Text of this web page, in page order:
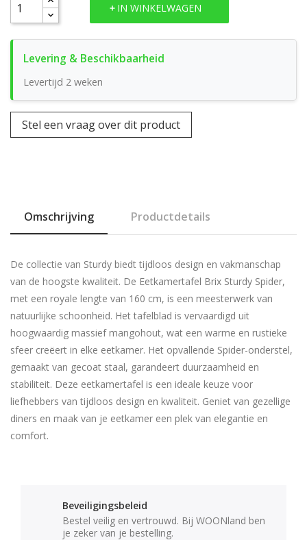
IN WINKELWAGEN
Levertijd 2 weken
Stel een vraag over dit product
Omschrijving Productdetails
De collectie van Sturdy biedt tijdloos design en vakmanschap
van de hoogste kwaliteit. De Eetkamertafel Brix Sturdy Spider,
met een royale lengte van 160 cm, is een meesterwerk van
natuurlijke schoonheid. Het tafelblad is vervaardigd uit
hoogwaardig massief mangohout, wat een warme en rustieke
sfeer creëert in elke eetkamer. Het opvallende Spider-onderstel,
gemaakt van gecoat staal, garandeert duurzaamheid en
stabiliteit. Deze eetkamertafel is een ideale keuze voor
liefhebbers van tijdloos design en kwaliteit. Geniet van gezellige
diners en maak van je eetkamer een plek van elegantie en
comfort.
Beveiligingsbeleid
Bestel veilig en vertrouwd. Bij WOONland ben
je zeker van je bestelling.